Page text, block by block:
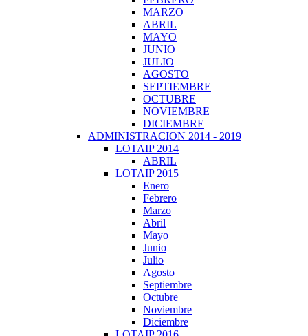
MARZO
ABRIL
MAYO
JUNIO
JULIO
AGOSTO
SEPTIEMBRE
OCTUBRE
NOVIEMBRE
DICIEMBRE
ADMINISTRACION 2014 - 2019
LOTAIP 2014
ABRIL
LOTAIP 2015
Enero
Febrero
Marzo
Abril
Mayo
Junio
Julio
Agosto
Septiembre
Octubre
Noviembre
Diciembre